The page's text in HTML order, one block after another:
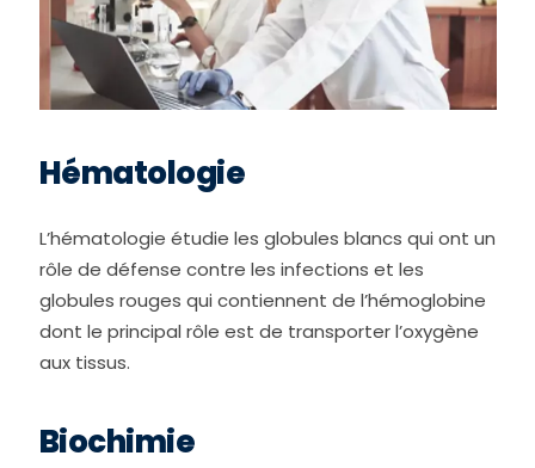
Hématologie
L’hématologie étudie les globules blancs qui ont un
rôle de défense contre les infections et les
globules rouges qui contiennent de l’hémoglobine
dont le principal rôle est de transporter l’oxygène
aux tissus.
Biochimie